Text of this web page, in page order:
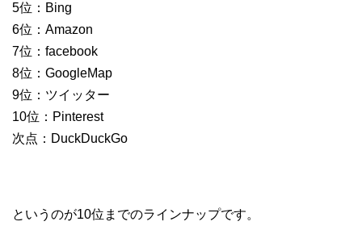
5位：Bing
6位：Amazon
7位：facebook
8位：GoogleMap
9位：ツイッター
10位：Pinterest
次点：DuckDuckGo
というのが10位までのラインナップです。